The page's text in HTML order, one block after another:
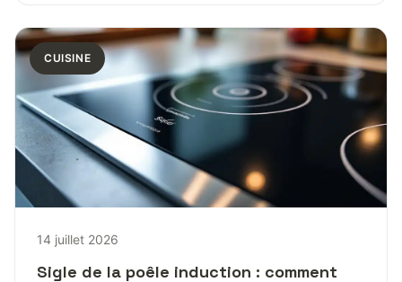
CUISINE
14 juillet 2026
Sigle de la poêle induction : comment